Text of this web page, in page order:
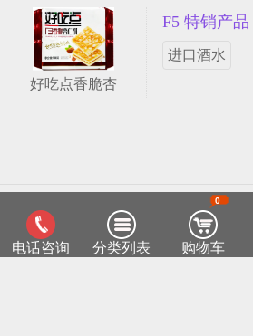
好吃点香脆杏
F5 特销产品
进口酒水
客服热线：0518-85811715
连云港菜篮子网
电话咨询 分类列表
0
购物车